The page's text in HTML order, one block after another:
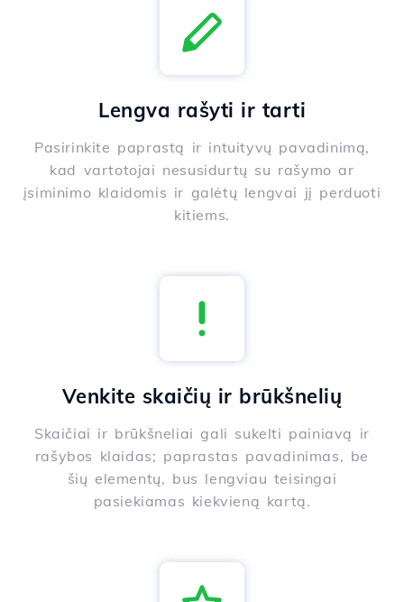
Lengva rašyti ir tarti
Pasirinkite paprastą ir intuityvų pavadinimą,
kad vartotojai nesusidurtų su rašymo ar
įsiminimo klaidomis ir galėtų lengvai jį perduoti
kitiems.
Venkite skaičių ir brūkšnelių
Skaičiai ir brūkšneliai gali sukelti painiavą ir
rašybos klaidas; paprastas pavadinimas, be
šių elementų, bus lengviau teisingai
pasiekiamas kiekvieną kartą.